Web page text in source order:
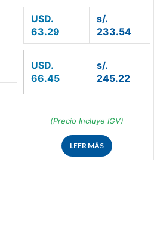
USD.
63.29
s/.
233.54
USD.
66.45
s/.
245.22
(Precio Incluye IGV)
LEER MÁS